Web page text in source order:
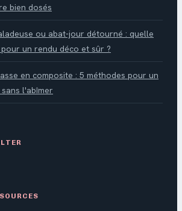
bien dosés
ou abat-jour détourné : quelle
un rendu déco et sûr ?
en composite : 5 méthodes pour un
l'abîmer